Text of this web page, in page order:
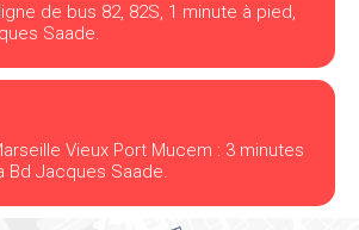
de bus 82, 82S, 1 minute à pied,
Saade.
Vieux Port Mucem : 3 minutes
Bd Jacques Saade.